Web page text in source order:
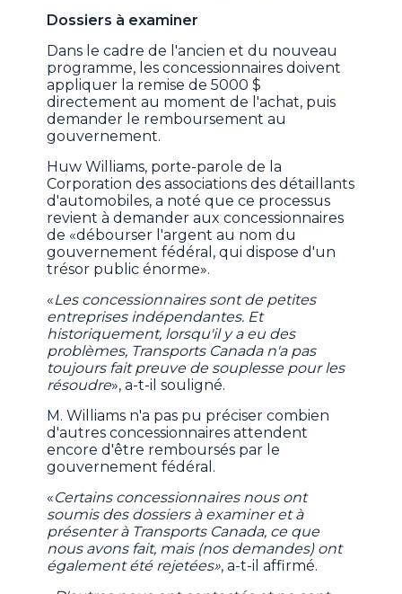
Dossiers à examiner
Dans le cadre de l'ancien et du nouveau
programme, les concessionnaires doivent
appliquer la remise de 5000 $
directement au moment de l'achat, puis
demander le remboursement au
gouvernement.
Huw Williams, porte-parole de la
Corporation des associations des détaillants
d'automobiles, a noté que ce processus
revient à demander aux concessionnaires
de «débourser l'argent au nom du
gouvernement fédéral, qui dispose d'un
trésor public énorme».
«Les concessionnaires sont de petites
entreprises indépendantes. Et
historiquement, lorsqu'il y a eu des
problèmes, Transports Canada n'a pas
toujours fait preuve de souplesse pour les
résoudre», a-t-il souligné.
M. Williams n'a pas pu préciser combien
d'autres concessionnaires attendent
encore d'être remboursés par le
gouvernement fédéral.
«Certains concessionnaires nous ont
soumis des dossiers à examiner et à
présenter à Transports Canada, ce que
nous avons fait, mais (nos demandes) ont
également été rejetées», a-t-il affirmé.